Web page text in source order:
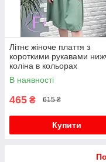
Літнє жіноче плаття з
короткими рукавами
коліна в кольорах
В наявності
465 ₴ 615 ₴
Купити